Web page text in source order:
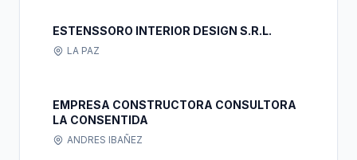
ESTENSSORO INTERIOR DESIGN S.R.L.
LA PAZ
EMPRESA CONSTRUCTORA CONSULTORA
LA CONSENTIDA
ANDRES IBAÑEZ